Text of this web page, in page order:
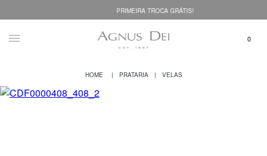
PRIMEIRA TROCA GRÁTIS!
PRATARIA VELAS